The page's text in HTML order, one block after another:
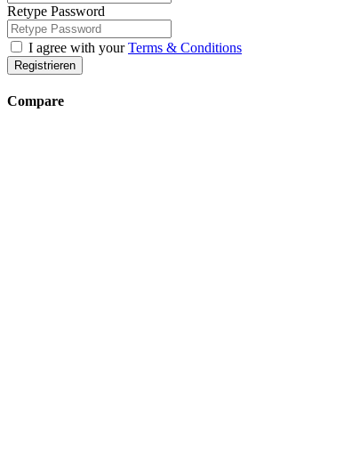
Retype Password
I agree with yourTerms & Conditions
Registrieren
Compare